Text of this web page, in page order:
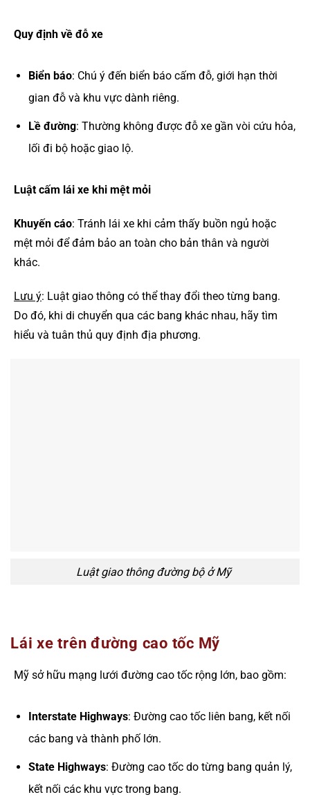
Quy định về đỗ xe
Biển báo: Chú ý đến biển báo cấm đỗ, giới hạn thời
gian đỗ và khu vực dành riêng.
Lề đường: Thường không được đỗ xe gần vòi cứu hỏa,
lối đi bộ hoặc giao lộ.
Luật cấm lái xe khi mệt mỏi
Khuyến cáo: Tránh lái xe khi cảm thấy buồn ngủ hoặc
mệt mỏi để đảm bảo an toàn cho bản thân và người
khác.
Lưu ý: Luật giao thông có thể thay đổi theo từng bang.
Do đó, khi di chuyển qua các bang khác nhau, hãy tìm
hiểu và tuân thủ quy định địa phương.
Luật giao thông đường bộ ở Mỹ
Lái xe trên đường cao tốc Mỹ
Mỹ sở hữu mạng lưới đường cao tốc rộng lớn, bao gồm:
Interstate Highways: Đường cao tốc liên bang, kết nối
các bang và thành phố lớn.
State Highways: Đường cao tốc do từng bang quản lý,
kết nối các khu vực trong bang.